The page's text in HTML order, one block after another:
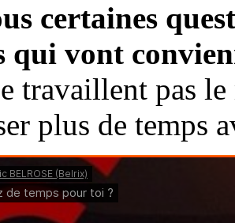
certaines
qui vont
travaillent pas
plus de temps